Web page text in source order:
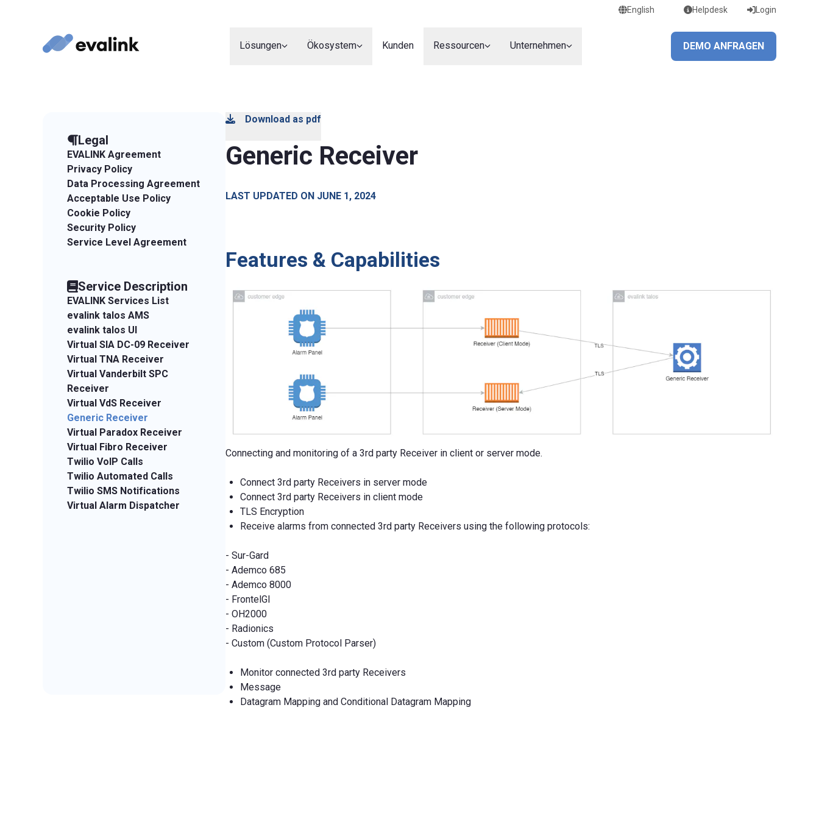
English Helpdesk Login
Lösungen Ökosystem Kunden Ressourcen Unternehmen DEMO ANFRAGEN
Legal
EVALINK Agreement
Privacy Policy
Data Processing Agreement
Acceptable Use Policy
Cookie Policy
Security Policy
Service Level Agreement
Service Description
EVALINK Services List
evalink talos AMS
evalink talos UI
Virtual SIA DC-09 Receiver
Virtual TNA Receiver
Virtual Vanderbilt SPC
Receiver
Virtual VdS Receiver
Generic Receiver
Virtual Paradox Receiver
Virtual Fibro Receiver
Twilio VoIP Calls
Twilio Automated Calls
Twilio SMS Notifications
Virtual Alarm Dispatcher
Download as pdf
Generic Receiver
LAST UPDATED ON JUNE 1, 2024
Features & Capabilities
Connecting and monitoring of a 3rd party Receiver in client or server mode.
Connect 3rd party Receivers in server mode
Connect 3rd party Receivers in client mode
TLS Encryption
Receive alarms from connected 3rd party Receivers using the following protocols:
- Sur-Gard
- Ademco 685
- Ademco 8000
- FrontelGI
- OH2000
- Radionics
- Custom (Custom Protocol Parser)
Monitor connected 3rd party Receivers
Message
Datagram Mapping and Conditional Datagram Mapping